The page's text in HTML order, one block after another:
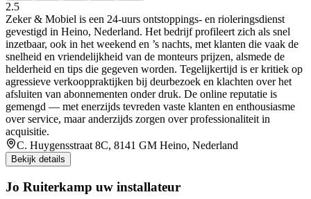
2.5
Zeker & Mobiel is een 24-uurs ontstoppings- en rioleringsdienst
gevestigd in Heino, Nederland. Het bedrijf profileert zich als snel
inzetbaar, ook in het weekend en ’s nachts, met klanten die vaak de
snelheid en vriendelijkheid van de monteurs prijzen, alsmede de
helderheid en tips die gegeven worden. Tegelijkertijd is er kritiek op
agressieve verkooppraktijken bij deurbezoek en klachten over het
afsluiten van abonnementen onder druk. De online reputatie is
gemengd — met enerzijds tevreden vaste klanten en enthousiasme
over service, maar anderzijds zorgen over professionaliteit in
acquisitie.
C. Huygensstraat 8C, 8141 GM Heino, Nederland
Bekijk details
Jo Ruiterkamp uw installateur